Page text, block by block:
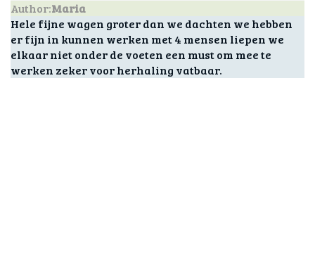
Author:Maria
Hele fijne wagen groter dan we dachten we hebben
er fijn in kunnen werken met 4 mensen liepen we
elkaar niet onder de voeten een must om mee te
werken zeker voor herhaling vatbaar.